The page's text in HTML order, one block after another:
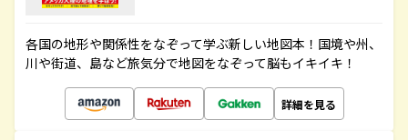
各国の地形や関係性をなぞって学ぶ新しい地図本！国境や州、
川や街道、島など旅気分で地図をなぞって脳もイキイキ！
詳細を見る